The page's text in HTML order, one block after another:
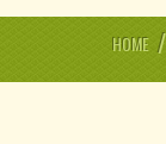
HOME /